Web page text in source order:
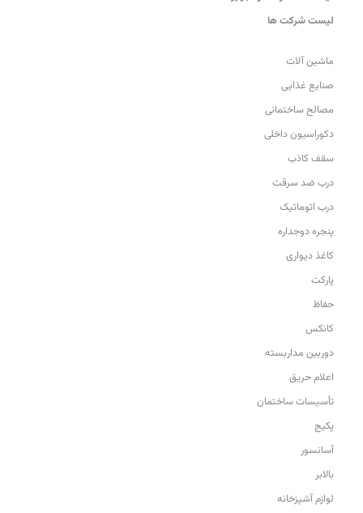
لیست شرکت ها
ماشین آلات
صنایع غذایی
مصالح ساختمانی
دکوراسیون داخلی
سقف کاذب
درب ضد سرقت
درب اتوماتیک
پنجره دوجداره
کاغذ دیواری
پارکت
حفاظ
کانکس
دوربین مداربسته
اعلام حریق
تأسیسات ساختمان
پکیج
آسانسور
بالابر
لوازم آشپزخانه